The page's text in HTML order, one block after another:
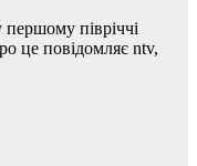
півріччі
це повідомляє ntv,